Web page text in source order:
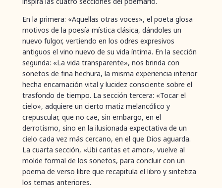
En la primera: «Aquellas otras voces», el poeta glosa
motivos de la poesía mística clásica, dándoles un
nuevo fulgor, vertiendo en los odres expresivos
antiguos el vino nuevo de su vida íntima. En la sección
segunda: «La vida transparente», nos brinda con
sonetos de fina hechura, la misma experiencia interior
hecha encarnación vital y lucidez consciente sobre el
trasfondo de tiempo. La sección tercera: «Tocar el
cielo», adquiere un cierto matiz melancólico y
crepuscular, que no cae, sin embargo, en el
derrotismo, sino en la ilusionada expectativa de un
cielo cada vez más cercano, en el que Dios aguarda.
La cuarta sección, «Ubi caritas et amor», vuelve al
molde formal de los sonetos, para concluir con un
poema de verso libre que recapitula el libro y sintetiza
los temas anteriores.